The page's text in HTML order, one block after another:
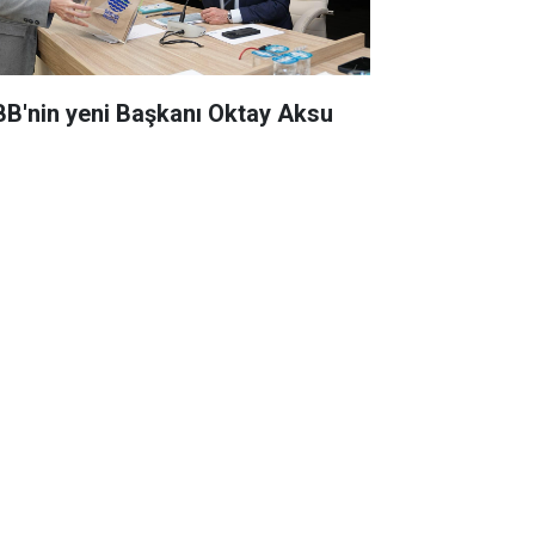
yeni Başkanı Oktay Aksu